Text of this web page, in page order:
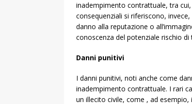
inadempimento contrattuale, tra
consequenziali si riferiscono,
danno alla reputazione o
conoscenza del potenziale rischio
Danni punitivi
I danni punitivi, noti anche come
inadempimento contrattuale. I rari
un illecito civile, come , ad